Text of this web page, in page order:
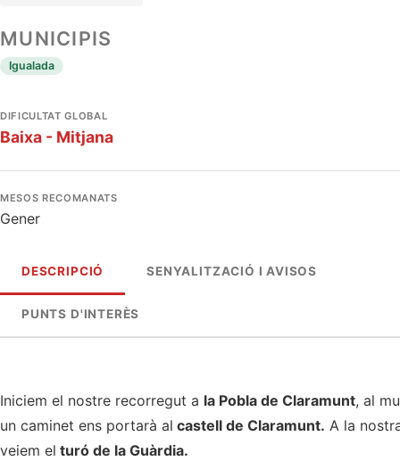
MUNICIPIS
Igualada
DIFICULTAT GLOBAL
Baixa - Mitjana
MESOS RECOMANATS
Gener
DESCRIPCIÓ SENYALITZACIÓ I AVISOS
PUNTS D'INTERÈS
Iniciem el nostre recorregut a la Pobla de Claramunt, al
un caminet ens portarà al castell de Claramunt. A la
veiem el turó de la Guàrdia.